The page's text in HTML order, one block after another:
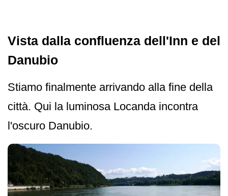
Vista dalla confluenza dell'Inn e del
Danubio
Stiamo finalmente arrivando alla fine della
città. Qui la luminosa Locanda incontra
l'oscuro Danubio.